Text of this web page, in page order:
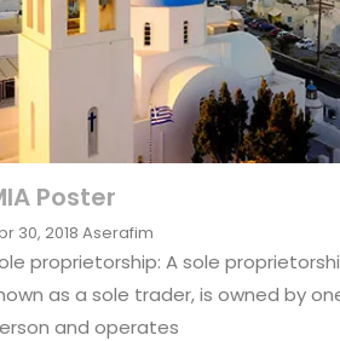
Poster
30, 2018 Aserafim
proprietorship: A sole
as a sole trader, is owned by
and operates